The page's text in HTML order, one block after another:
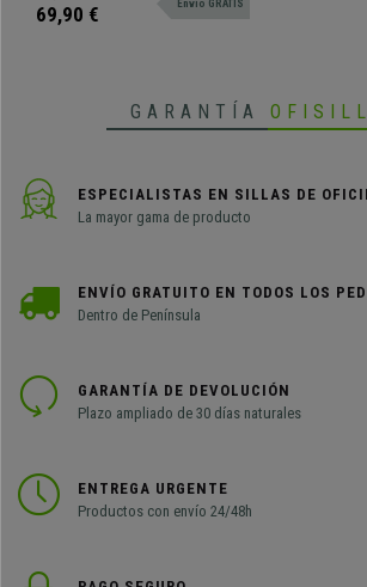
transforma tu espacio con una luz
69,90 € Envio GRATIS
GARANTÍA
ESPECIALISTAS EN SILLAS DE
La mayor gama de producto
ENVÍO GRATUITO EN TODOS LOS
Dentro de Península
GARANTÍA DE DEVOLUCIÓN
Plazo ampliado de 30 días naturales
ENTREGA URGENTE
Productos con envío 24/48h